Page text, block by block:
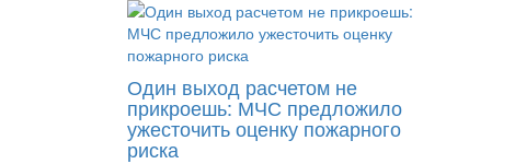
Один выход расчетом не
прикроешь: МЧС предложило
ужесточить оценку пожарного
риска